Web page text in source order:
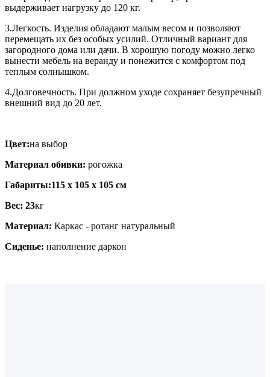
выдерживает нагрузку до 120 кг.
3.Легкость. Изделия обладают малым весом и позволяют
перемещать их без особых усилий. Отличный вариант для
загородного дома или дачи. В хорошую погоду можно легко
вынести мебель на веранду и понежится с комфортом под
теплым солнышком.
4.Долговечность. При должном уходе сохраняет безупречный
внешний вид до 20 лет.
Цвет:на выбор
Материал обивки: рогожка
Габариты:115 х 105 х 105 см
Вес: 23кг
Материал: Каркас - ротанг натуральный
Сиденье: наполнение даркон